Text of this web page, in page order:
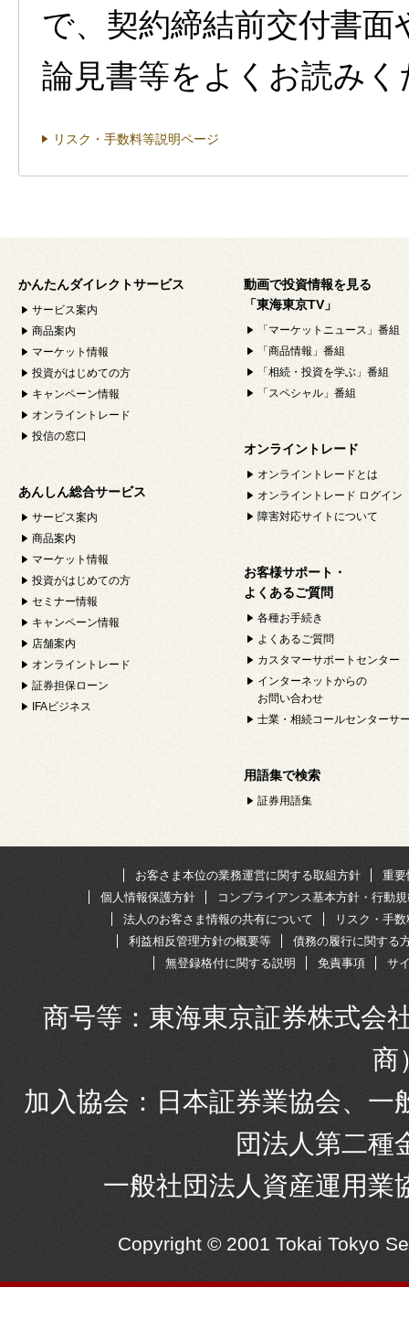
で、契約締結前交付書
論見書等をよくお読みく
リスク・手数料等説明ページ
かんたんダイレクトサービス
サービス案内
商品案内
マーケット情報
投資がはじめての方
キャンペーン情報
オンライントレード
投信の窓口
あんしん総合サービス
サービス案内
商品案内
マーケット情報
投資がはじめての方
セミナー情報
キャンペーン情報
店舗案内
オンライントレード
証券担保ローン
IFAビジネス
動画で投資情報を見る
「東海東京TV」
「マーケットニュース」番組
「商品情報」番組
「相続・投資を学ぶ」番組
「スペシャル」番組
オンライントレード
オンライントレードとは
オンライントレード ログイン
障害対応サイトについて
お客様サポート・
よくあるご質問
各種お手続き
よくあるご質問
カスタマーサポートセンター
インターネットからの
お問い合わせ
士業・相続コールセンターサ
用語集で検索
証券用語集
お客さま本位の業務運営に関する取組方針
重要
個人情報保護方針
コンプライアンス基本方針・行動
法人のお客さま情報の共有について
リスク・手
利益相反管理方針の概要等
債務の履行に関する
無登録格付に関する説明
免責事項 サ
商号等：東海東京証券株式会
商
加入協会：日本証券業協会、
団法人第二種
一般社団法人資産運用業
Copyright © 2001 Tokai Tokyo